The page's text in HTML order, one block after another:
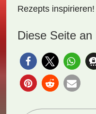
Rezepts inspirieren!
Diese Seite